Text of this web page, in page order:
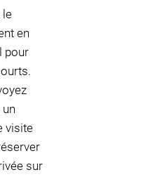
le
en
pour
visite
sur